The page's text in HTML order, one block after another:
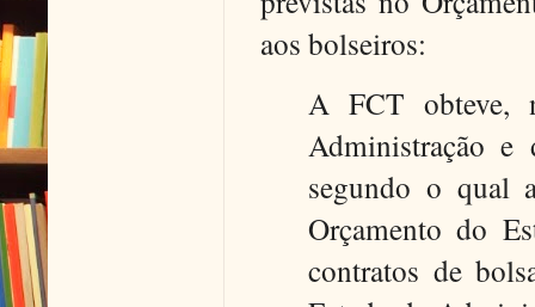
aos bolseiros:
A FCT obteve,
Administração e
segundo o qual
Orçamento do
contratos de